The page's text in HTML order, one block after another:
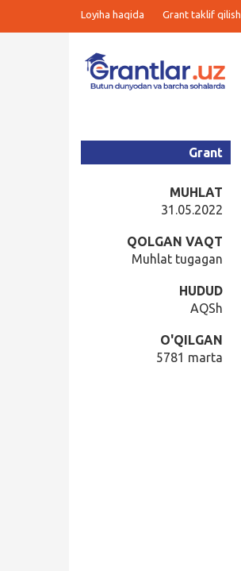
Loyiha haqida Grant taklif qilish
Grant
MUHLAT
31.05.2022
QOLGAN VAQT
Muhlat tugagan
HUDUD
AQSh
O'QILGAN
5781 marta